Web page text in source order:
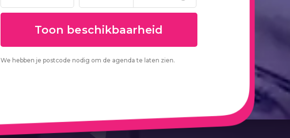
We hebben je postcode nodig om de agenda te laten zien.